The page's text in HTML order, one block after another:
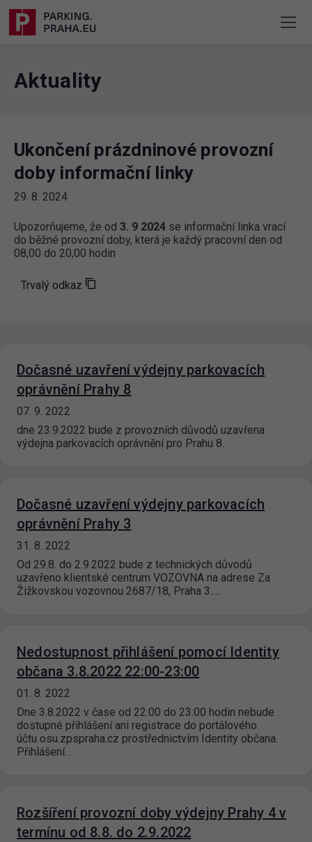
Aktuality
Ukončení prázdninové provozní
doby informační linky
29. 8. 2024
Upozorňujeme, že od 3. 9 2024 se informační linka vrací
do běžné provozní doby, která je každý pracovní den od
08,00 do 20,00 hodin
Trvalý odkaz
Dočasné uzavření výdejny parkovacích
oprávnění Prahy 8
07. 9. 2022
dne 23.9.2022 bude z provozních důvodů uzavřena
výdejna parkovacích oprávnění pro Prahu 8.
Dočasné uzavření výdejny parkovacích
oprávnění Prahy 3
31. 8. 2022
Od 29.8. do 2.9.2022 bude z technických důvodů
uzavřeno klientské centrum VOZOVNA na adrese Za
Žižkovskou vozovnou 2687/18, Praha 3.…
Nedostupnost přihlášení pomocí Identity
občana 3.8.2022 22:00-23:00
01. 8. 2022
Dne 3.8.2022 v čase od 22:00 do 23:00 hodin nebude
dostupné přihlášení ani registrace do portálového
účtu osu.zpspraha.cz prostřednictvím Identity občana.
Přihlášení…
Rozšíření provozní doby výdejny Prahy 4 v
termínu od 8.8. do 2.9.2022